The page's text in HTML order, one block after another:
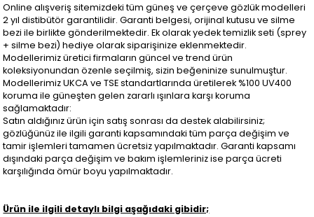
Online alışveriş sitemizdeki tüm güneş ve çerçeve gözlük modelleri
2 yıl distibütör garantilidir. Garanti belgesi, orijinal kutusu ve silme
bezi ile birlikte gönderilmektedir. Ek olarak yedek temizlik seti (sprey
+ silme bezi) hediye olarak siparişinize eklenmektedir.
Modellerimiz üretici firmaların güncel ve trend ürün
koleksiyonundan özenle seçilmiş, sizin beğeninize sunulmuştur.
Modellerimiz UKCA ve TSE standartlarında üretilerek %100 UV400
koruma ile güneşten gelen zararlı ışınlara karşı koruma
sağlamaktadır:
Satın aldığınız ürün için satış sonrası da destek alabilirsiniz;
gözlüğünüz ile ilgili garanti kapsamındaki tüm parça değişim ve
tamir işlemleri tamamen ücretsiz yapılmaktadır. Garanti kapsamı
dışındaki parça değişim ve bakım işlemleriniz ise parça ücreti
karşılığında ömür boyu yapılmaktadır.
Ürün ile ilgili detaylı bilgi aşağıdaki gibidir;